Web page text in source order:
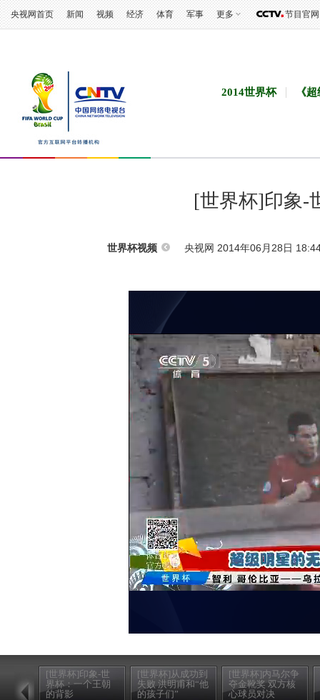
央视网首页 新闻 视频 经济 体育 军事 更多 节目官网
2014世界杯 《
[世界杯]印象-
世界杯视频 央视网 2014年06月28日
[世界杯]印象-世
界杯：一个王朝
的背影
[世界杯]从成功到
失败 洪明甫和“他
的孩子们”
[世界杯]内马尔争
夺金靴奖 双方核
心球员对决